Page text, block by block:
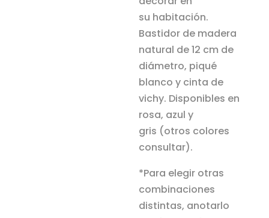
su habitación.
Bastidor de madera
natural de 12 cm de
diámetro, piqué
blanco y cinta de
vichy. Disponibles en
rosa, azul y
gris (otros colores
consultar).
*Para elegir otras
combinaciones
distintas, anotarlo